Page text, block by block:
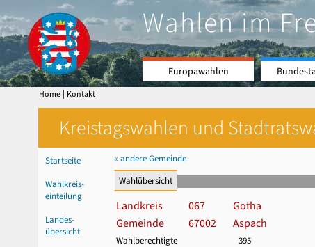
Wahlen im
Europawahlen
Home | Kontakt
Kreistagswahlen und
Startseite
Wahlkreis-
einteilung
Landes-
übersicht
« andere Gemeinde
Wahlübersicht
Landkreis 067
Gotha
Gemeinde
67002 Aspach
Wahlberechtigte
395